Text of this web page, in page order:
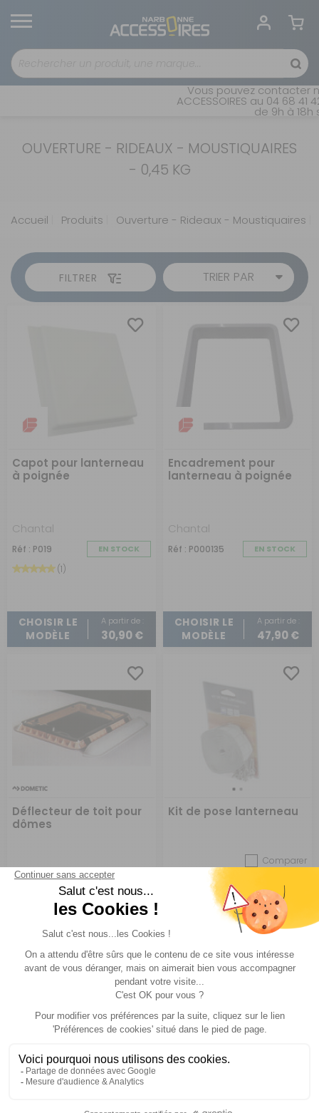
Vous pouvez contacter
ACCESSOIRES au 04 68
de 9h à 18h
OUVERTURE - RIDEAUX - MOUSTIQUAIRES
- 0,45 KG
Accueil Produits Ouverture - Rideaux - Moustiquaires
FILTRER TRIER PAR
Capot pour lanterneau
à poignée
Chantal
Réf : P019 EN STOCK
(1)
CHOISIR LE
MODÈLE
A partir de :
30,90 €
Encadrement pour
lanterneau à poignée
Chantal
Réf : P000135 EN STOCK
CHOISIR LE
MODÈLE
A partir de :
47,90 €
Déflecteur de toit pour
dômes
Dometic
EN STOCK
CHOISIR LE
A partir de :
83 €
Kit de pose lanterneau
Comparer
Réf : 008017 EN STOCK
ACHETER 13 €